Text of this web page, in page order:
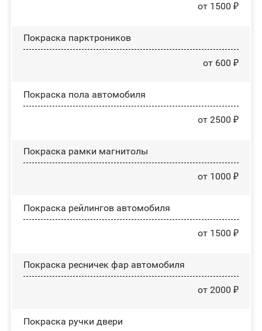
от 1500 ₽
Покраска парктроников
от 600 ₽
Покраска пола автомобиля
от 2500 ₽
Покраска рамки магнитолы
от 1000 ₽
Покраска рейлингов автомобиля
от 1500 ₽
Покраска ресничек фар автомобиля
от 2000 ₽
Покраска ручки двери